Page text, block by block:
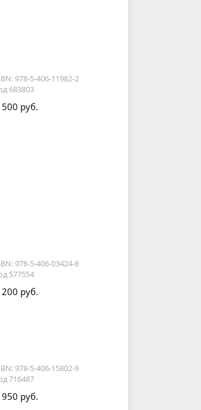
978-5-406-11982-2
683803
500 руб.
978-5-406-03424-8
577554
200 руб.
978-5-406-15802-9
716487
950 руб.